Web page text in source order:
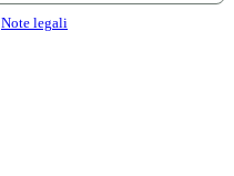
Note legali